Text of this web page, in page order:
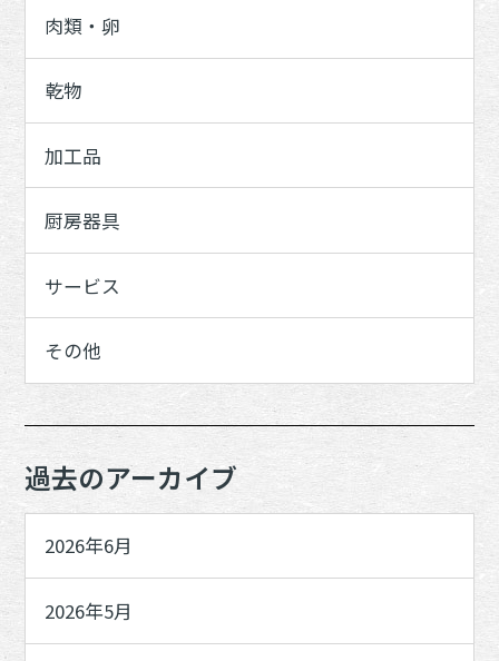
肉類・卵
乾物
加工品
厨房器具
サービス
その他
過去のアーカイブ
2026年6月
2026年5月